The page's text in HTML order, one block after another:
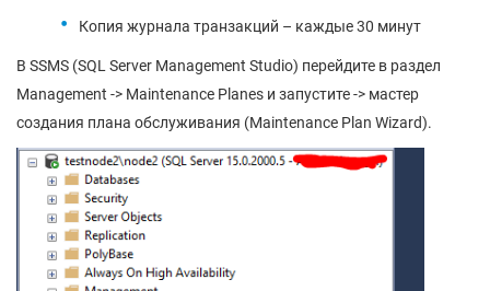
Копия журнала транзакций – каждые 30 минут
В SSMS (SQL Server Management Studio) перейдите в раздел
Management -> Maintenance Planes и запустите -> мастер
создания плана обслуживания (Maintenance Plan Wizard).